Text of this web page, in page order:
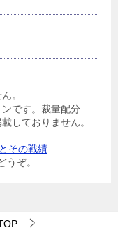
。
です。裁量配分
しておりません。
その戦績
うぞ。